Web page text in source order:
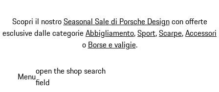
Scopri il nostroSeasonal Sale di Porsche Designcon offerte
esclusive dalle categorieAbbigliamento,Sport,Scarpe,Accessori
o Borse e valigie.
Menuopen the shop search
field